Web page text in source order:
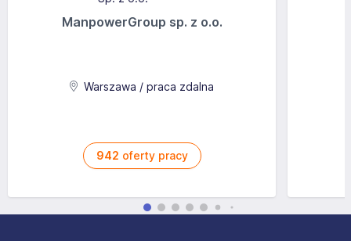
ManpowerGroup sp. z o.o.
Warszawa / praca zdalna
942 oferty pracy